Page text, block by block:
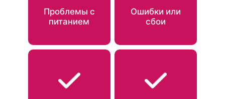
Проблемы с
питанием
Ошибки или
сбои